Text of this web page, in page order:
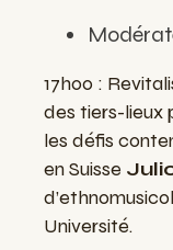
17h00 :
des tiers-lieux
les défis
en Suisse
Université.